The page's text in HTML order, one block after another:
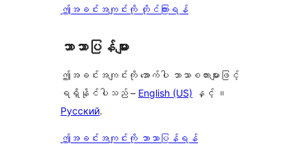
ဤအခင်းအကျင်းကို တိုင်ကြားရန်
ဘာသာပြန်များ
ဤအခင်းအကျင်းကို အောက်ပါ ဘာသာစကားများဖြင့်
ရရှိနိုင်ပါသည် – English (US) နှင့် ။
Русский.
ဤအခင်းအကျင်းကို ဘာသာပြန်ရန်